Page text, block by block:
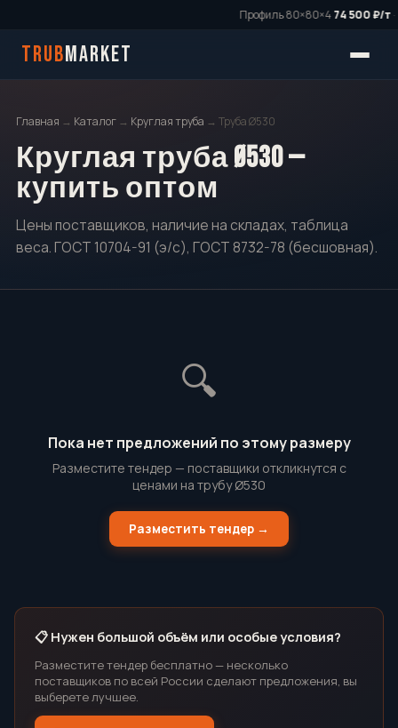
Профиль 80×80×474 500 ₽/т·
TRUBMARKET
Главная → Каталог → Круглая труба → Труба Ø530
Круглая труба Ø530 —
купить оптом
Цены поставщиков, наличие на складах, таблица
веса. ГОСТ 10704-91 (э/с), ГОСТ 8732-78 (бесшовная).
🔍
Пока нет предложений по этому размеру
Разместите тендер — поставщики откликнутся с
ценами на трубу Ø530
Разместить тендер →
📋 Нужен большой объём или особые условия?
Разместите тендер бесплатно — несколько
поставщиков по всей России сделают предложения, вы
выберете лучшее.